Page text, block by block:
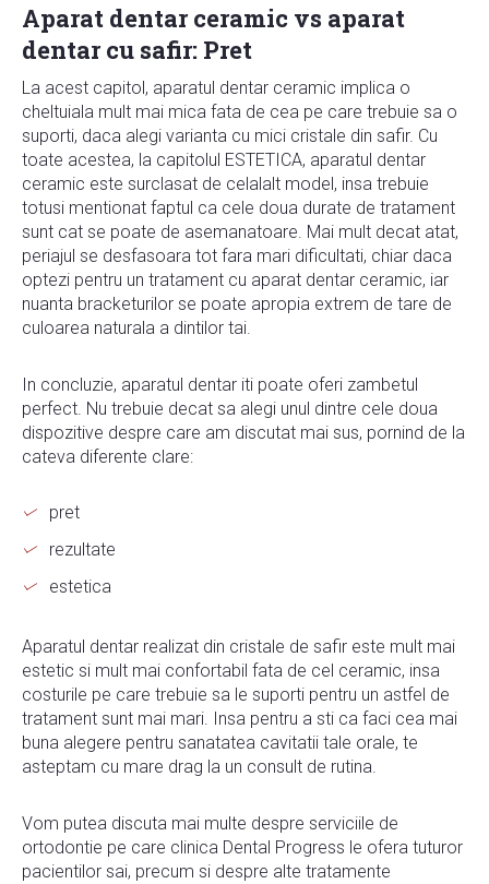
Aparat dentar ceramic vs aparat
dentar cu safir: Pret
La acest capitol, aparatul dentar ceramic implica o
cheltuiala mult mai mica fata de cea pe care trebuie sa o
suporti, daca alegi varianta cu mici cristale din safir. Cu
toate acestea, la capitolul ESTETICA, aparatul dentar
ceramic este surclasat de celalalt model, insa trebuie
totusi mentionat faptul ca cele doua durate de tratament
sunt cat se poate de asemanatoare. Mai mult decat atat,
periajul se desfasoara tot fara mari dificultati, chiar daca
optezi pentru un tratament cu aparat dentar ceramic, iar
nuanta bracketurilor se poate apropia extrem de tare de
culoarea naturala a dintilor tai.
In concluzie, aparatul dentar iti poate oferi zambetul
perfect. Nu trebuie decat sa alegi unul dintre cele doua
dispozitive despre care am discutat mai sus, pornind de la
cateva diferente clare:
pret
rezultate
estetica
Aparatul dentar realizat din cristale de safir este mult mai
estetic si mult mai confortabil fata de cel ceramic, insa
costurile pe care trebuie sa le suporti pentru un astfel de
tratament sunt mai mari. Insa pentru a sti ca faci cea mai
buna alegere pentru sanatatea cavitatii tale orale, te
asteptam cu mare drag la un consult de rutina.
Vom putea discuta mai multe despre serviciile de
ortodontie pe care clinica Dental Progress le ofera tuturor
pacientilor sai, precum si despre alte tratamente